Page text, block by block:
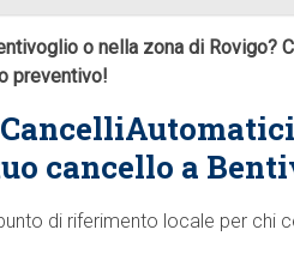
o nella zona di Rovigo?
preventivo!
cancello a
di riferimento locale per chi